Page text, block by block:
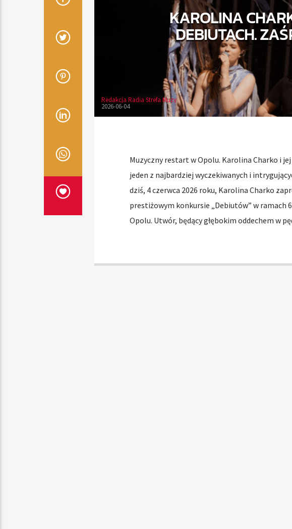
KAROLINA
DEBIUTACH.
Redakcja Radia Strefa Muzy
2026-06-04
Muzyczny restart w Opolu. Karolina Charko i
jeden z najbardziej wyczekiwanych i
dziś, 4 czerwca 2026 roku, Karolina Charko
prestiżowym konkursie „Debiutów” w ramach
Opolu. Utwór, będący głębokim oddechem w